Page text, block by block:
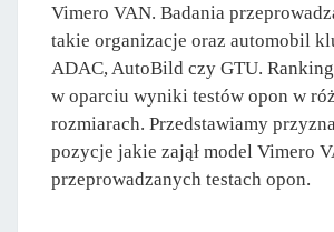
Vimero VAN. Badania
takie organizacje oraz automobil
ADAC, AutoBild czy GTU.
w oparciu wyniki testów opon w
rozmiarach. Przedstawiamy
pozycje jakie zajął model Vimero
przeprowadzanych testach opon.